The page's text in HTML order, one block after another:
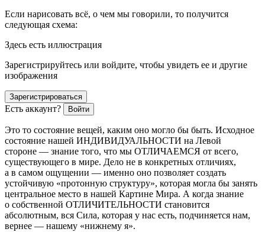
Если нарисовать всё, о чем мы говорили, то получится
следующая схема:
Здесь есть иллюстрация
Зарегистрируйтесь или войдите, чтобы увидеть ее и другие
изображения
Зарегистрироваться
Есть аккаунт? Войти
Это то состояние вещей, каким оно могло бы быть. Исходное
состояние нашей ИНДИВИДУАЛЬНОСТИ на Левой
стороне — знание того, что мы ОТЛИЧАЕМСЯ от всего,
существующего в мире. Дело не в конкретных отличиях,
а в самом ощущении — именно оно позволяет создать
устойчивую «протонную структуру», которая могла бы занять
центральное место в нашей Картине Мира. А когда знание
о собственной ОТЛИЧИТЕЛЬНОСТИ становится
абсолютным, вся Сила, которая у нас есть, подчиняется нам,
вернее — нашему «нижнему я».